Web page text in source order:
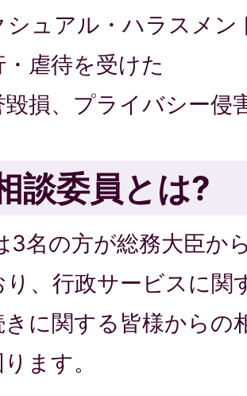
シュアル・ハラスメン
・虐待を受けた
毀損、プライバシー侵
談委員とは?
3名の方が総務大臣か
り、行政サービスに関
に関する皆様からの
ます。